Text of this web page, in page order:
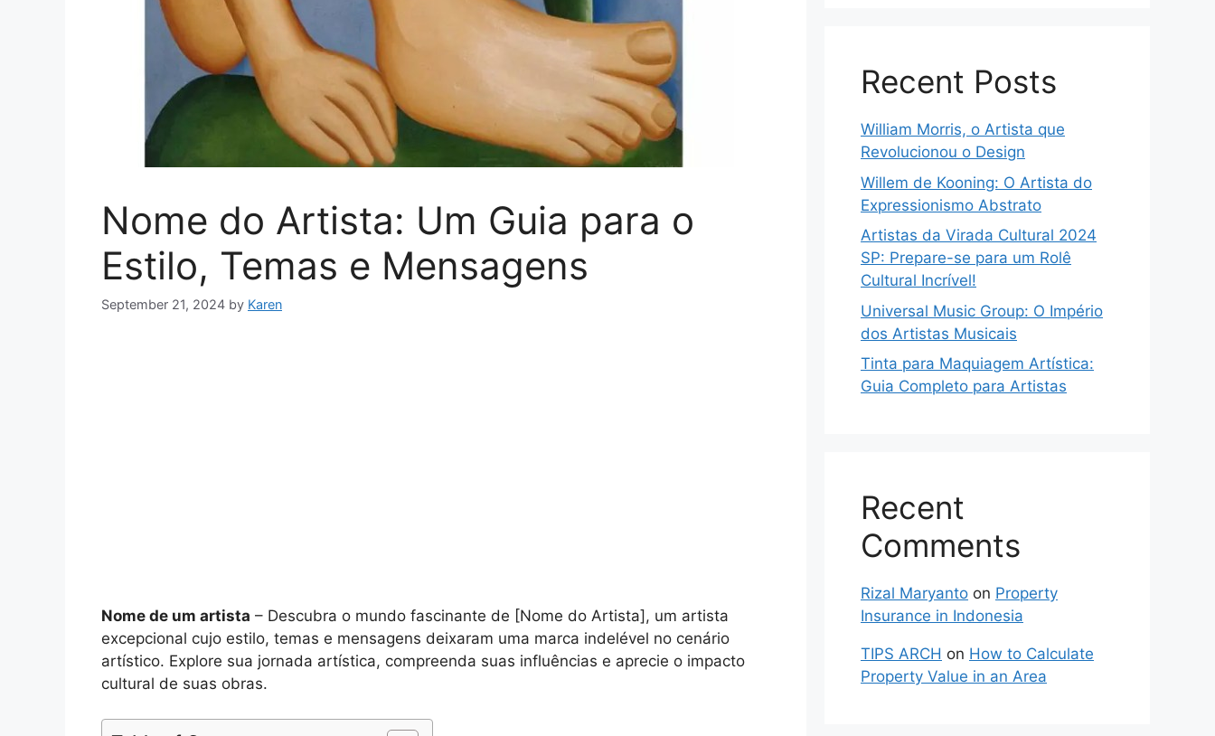
Nome do Artista: Um Guia para o
Estilo, Temas e Mensagens
September 21, 2024 by Karen
Nome de um artista – Descubra o mundo fascinante de [Nome do Artista], um artista
excepcional cujo estilo, temas e mensagens deixaram uma marca indelével no cenário
artístico. Explore sua jornada artística, compreenda suas influências e aprecie o impacto
cultural de suas obras.
Recent Posts
William Morris, o Artista que
Revolucionou o Design
Willem de Kooning: O Artista do
Expressionismo Abstrato
Artistas da Virada Cultural 2024
SP: Prepare-se para um Rolê
Cultural Incrível!
Universal Music Group: O Império
dos Artistas Musicais
Tinta para Maquiagem Artística:
Guia Completo para Artistas
Recent
Comments
Rizal Maryanto on Property
Insurance in Indonesia
TIPS ARCH on How to Calculate
Property Value in an Area